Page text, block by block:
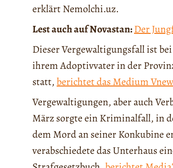
erklärt Nemolchi.uz.
Lest auch auf Novastan:Der
Dieser Vergewaltigungsfall ist
ihrem Adoptivvater in der
statt,berichtet das Medium
Vergewaltigungen, aber auch
März sorgte ein Kriminalfall, in
dem Mord an seiner Konkubine
verabschiedete das Unterhaus